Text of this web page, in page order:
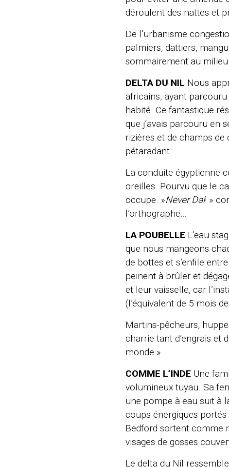
déroulent des nattes et
De l’urbanisme
palmiers, dattiers,
sommairement au
DELTA DU NIL Nous
africains, ayant
habité. Ce fantastique
que j’avais parcouru en
rizières et de champs
pétaradant.
La conduite égyptienne
oreilles. Pourvu que le
occupe. »Never Dai! »
l’orthographe…
LA POUBELLE L’eau
que nous mangeons
de bottes et s’enfile
peinent à brûler et
et leur vaisselle, car
(l’équivalent de 5 mois
Martins-pêcheurs,
charrie tant d’engrais et
monde »…
COMME L’INDE Une
volumineux tuyau. Sa
une pompe à eau suit à
coups énergiques
Bedford sortent comme
visages de gosses
Le delta du Nil